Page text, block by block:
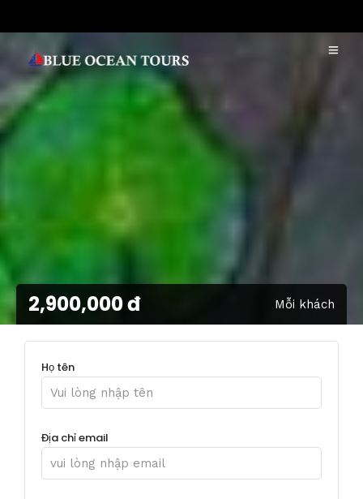
2,900,000 đ Mỗi khách
Họ tên
Địa chỉ email